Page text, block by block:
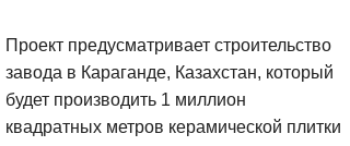
Проект предусматривает строительство
завода в Караганде, Казахстан, который
будет производить 1 миллион
квадратных метров керамической плитки